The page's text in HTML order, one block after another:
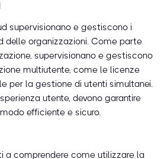
supervisionano e gestiscono i
delle organizzazioni. Come parte
supervisionano e gestiscono
multiutente, come le licenze
per la gestione di utenti simultanei.
utente, devono garantire
efficiente e sicuro.
a comprendere come utilizzare la